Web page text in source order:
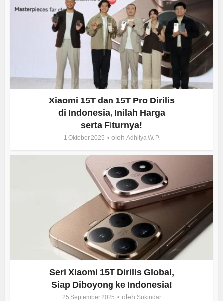
Xiaomi 15T dan 15T Pro Dirilis
di Indonesia, Inilah Harga
serta Fiturnya!
1 Oktober 2025 oleh Adhitya W. P.
Seri Xiaomi 15T Dirilis Global,
Siap Diboyong ke Indonesia!
25 September 2025 oleh Sukindar